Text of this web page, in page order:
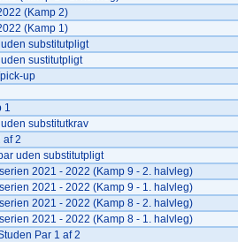
(Kamp 2)
(Kamp 1)
substitutpligt
sustitutpligt
up
1
substitutkrav
af 2
uden substitutpligt
2021 - 2022 (Kamp 9 - 2. halvleg)
2021 - 2022 (Kamp 9 - 1. halvleg)
2021 - 2022 (Kamp 8 - 2. halvleg)
2021 - 2022 (Kamp 8 - 1. halvleg)
Par 1 af 2